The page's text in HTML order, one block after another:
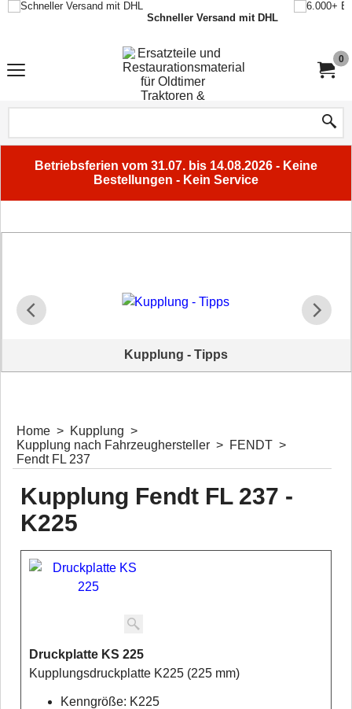
Schneller Versand mit DHL
0
Betriebsferien vom 31.07. bis 14.08.2026 - Keine
Bestellungen - Kein Service
Kupplung - Tipps
Home > Kupplung >
Kupplung nach Fahrzeughersteller > FENDT >
Fendt FL 237
Kupplung Fendt FL 237 -
K225
Druckplatte KS 225
Kupplungsdruckplatte K225 (225 mm)
Kenngröße: K225